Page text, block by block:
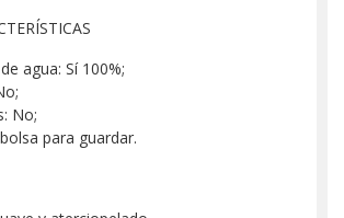
agua: Sí 100%;
No;
para guardar.